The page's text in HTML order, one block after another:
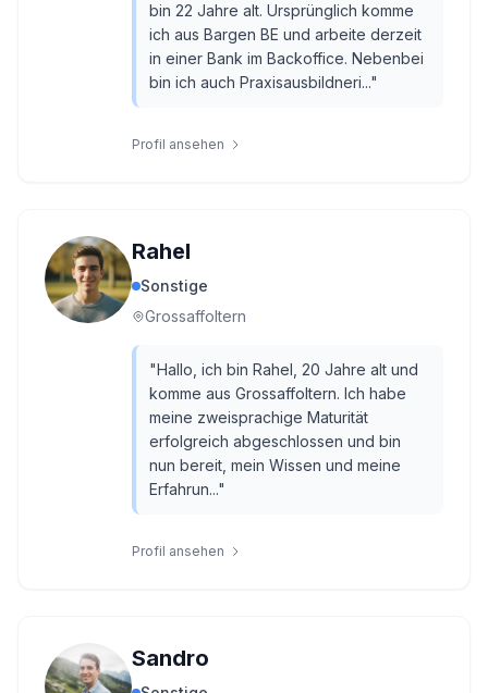
bin 22 Jahre alt. Ursprünglich komme
ich aus Bargen BE und arbeite derzeit
in einer Bank im Backoffice. Nebenbei
bin ich auch Praxisausbildneri..."
Profil ansehen
Rahel
Sonstige
Grossaffoltern
"Hallo, ich bin Rahel, 20 Jahre alt und
komme aus Grossaffoltern. Ich habe
meine zweisprachige Maturität
erfolgreich abgeschlossen und bin
nun bereit, mein Wissen und meine
Erfahrun..."
Profil ansehen
Sandro